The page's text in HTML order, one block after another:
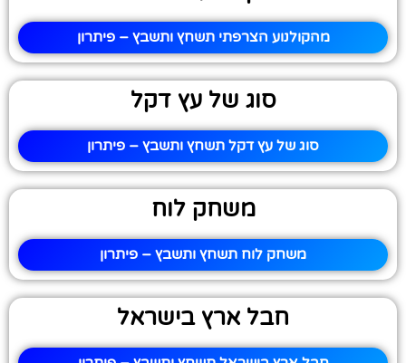
מהקולנוע הצרפתי תשחץ ותשבץ – פיתרון
סוג של עץ דקל
סוג של עץ דקל תשחץ ותשבץ – פיתרון
משחק לוח
משחק לוח תשחץ ותשבץ – פיתרון
חבל ארץ בישראל